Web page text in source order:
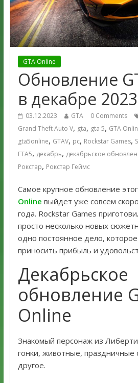
GTA Online
Обновление
в декабре 2023
03.12.2023 GTA 0 Comments
Grand Theft Auto V, gta, gta 5, GTA
gta5online, GTAV, pc, Rockstar Games,
ГТА5, декабрь, декабрьское
Рокстар, Рокстар Геймс
Самое крупное обновление
Online выйдет уже совсем
года. Rockstar Games
просто несколько новых
одно постоянное дело,
приносить прибыль и
Декабрьское
обновление
Online
Знакомый персонаж из
гонки, животные, праздничные
другое.